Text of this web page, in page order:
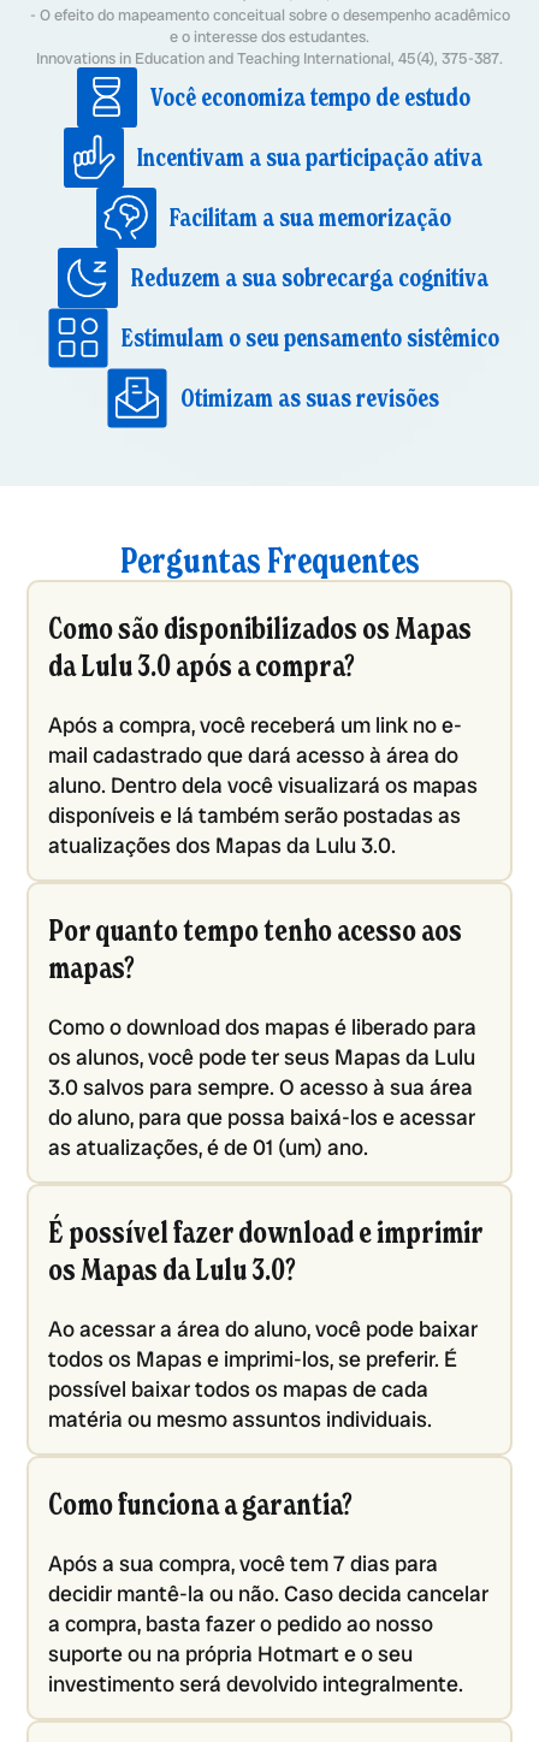
- O efeito do mapeamento conceitual sobre o desempenho acadêmico
e o interesse dos estudantes.
Innovations in Education and Teaching International, 45(4), 375-387.
Você economiza tempo de estudo
Incentivam a sua participação ativa
Facilitam a sua memorização
Reduzem a sua sobrecarga cognitiva
Estimulam o seu pensamento sistêmico
Otimizam as suas revisões
Perguntas Frequentes
Como são disponibilizados os Mapas
da Lulu 3.0 após a compra?
Após a compra, você receberá um link no e-
mail cadastrado que dará acesso à área do
aluno. Dentro dela você visualizará os mapas
disponíveis e lá também serão postadas as
atualizações dos Mapas da Lulu 3.0.
Por quanto tempo tenho acesso aos
mapas?
Como o download dos mapas é liberado para
os alunos, você pode ter seus Mapas da Lulu
3.0 salvos para sempre. O acesso à sua área
do aluno, para que possa baixá-los e acessar
as atualizações, é de 01 (um) ano.
É possível fazer download e imprimir
os Mapas da Lulu 3.0?
Ao acessar a área do aluno, você pode baixar
todos os Mapas e imprimi-los, se preferir. É
possível baixar todos os mapas de cada
matéria ou mesmo assuntos individuais.
Como funciona a garantia?
Após a sua compra, você tem 7 dias para
decidir mantê-la ou não. Caso decida cancelar
a compra, basta fazer o pedido ao nosso
suporte ou na própria Hotmart e o seu
investimento será devolvido integralmente.